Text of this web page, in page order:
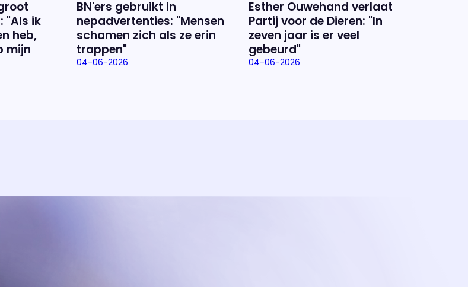
"Als ik
heb,
mijn
BN'ers gebruikt in
nepadvertenties: "Mensen
schamen zich als ze erin
trappen"
04-06-2026
Esther Ouwehand verlaat
Partij voor de Dieren: "In
zeven jaar is er veel
gebeurd"
04-06-2026